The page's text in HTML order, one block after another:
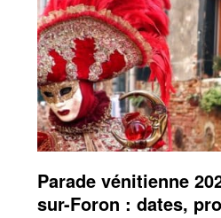
Parade vénitienne
sur-Foron : dates,